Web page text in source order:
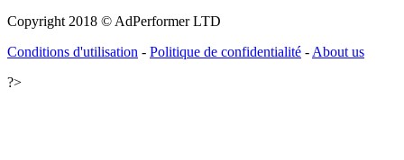
Copyright 2018 © AdPerformer LTD
Conditions d'utilisation - Politique de confidentialité - About us
?>